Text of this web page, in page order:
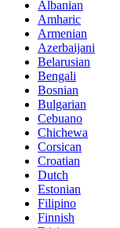
Albanian
Amharic
Armenian
Azerbaijani
Belarusian
Bengali
Bosnian
Bulgarian
Cebuano
Chichewa
Corsican
Croatian
Dutch
Estonian
Filipino
Finnish